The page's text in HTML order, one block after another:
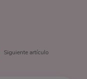
Siguiente artículo